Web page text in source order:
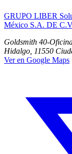
GRUPO LIBER
México S.A. DE
Goldsmith 40-
Hidalgo, 11550
Ver en Google Maps